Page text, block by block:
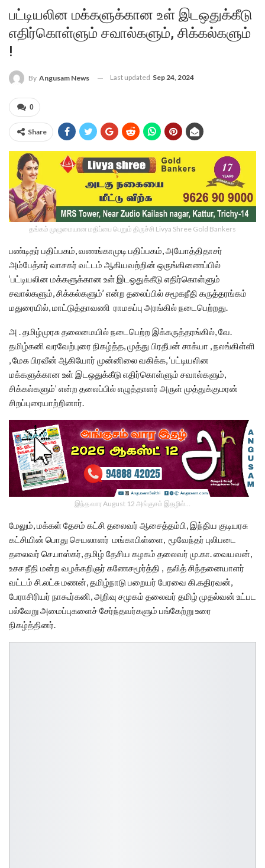
பட்டியலின மக்களுக்கான உள் இடஒதுக்கீடு
எதிர்கொள்ளும் சவால்களும், சிக்கல்களும்
!
By Angusam News Last updated Sep 24, 2024
0
Share
தங்கம் முழுமையான மதிப்பை பெறும் திருச்சி Livya Shree Gold Bankers
பண்டிதர் பதிப்பகம், வணங்காமுடி பதிப்பகம், அயோத்திதாசர்
அம்பேத்கர் வாசகர் வட்டம் ஆகியவற்றின் ஒருங்கிணைப்பில்
‘பட்டியலின மக்களுக்கான உள் இடஒதுக்கீடு எதிர்கொள்ளும்
சவால்களும், சிக்கல்களும்’ என்ற தலைப்பில் சமூகநீதி கருத்தரங்கம்
மதுரையில், மாட்டுத்தாவணி ராமசுப்பு அரங்கில் நடைபெற்றது.
அ . தமிழ்முரசு தலைமையில் நடைபெற்ற இக்கருத்தரங்கில், வே.
தமிழ்கனி வரவேற்புரை நிகழ்த்த, முத்து பிரதீபன் சாக்யா , நலங்கிள்ளி
, மேக பிரவீன் ஆகியோர் முன்னிலை வகிக்க, ‘பட்டியலின
மக்களுக்கான உள் இடஒதுக்கீடு எதிர்கொள்ளும் சவால்களும்,
சிக்கல்களும்’ என்ற தலைப்பில் எழுத்தாளர் அருள் முத்துக்குமரன்
சிறப்புரையாற்றினார்.
இந்த வார August 12 அங்குசம் இதழில்…
மேலும், மக்கள் தேசம் கட்சி தலைவர் ஆசைத்தம்பி, இந்திய குடியரசு
கட்சியின் பொது செயலாளர் மங்காபிள்ளை, மூவேந்தர் புலிபடை
தலைவர் செ.பாஸ்கர், தமிழ் தேசிய கழகம் தலைவர் மு.கா. வையவன்,
உசச நீதி மன்ற வழக்கறிஞர் கணேசமூர்த்தி , தலித் சிந்தனையாளர்
வட்டம் சி.லட்சு மணன், தமிழ்நாடு பறையர் பேரவை கி.கதிரவன்,
பேராசிரியர் நாகூர்கனி, அறிவு சமுகம் தலைவர் தமிழ் முதல்வன் உட்பட
பல்வேறு அமைப்புகளைச் சேர்ந்தவர்களும் பங்கேற்று உரை
நிகழ்த்தினர்.